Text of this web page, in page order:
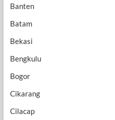
Banten
Batam
Bekasi
Bengkulu
Bogor
Cikarang
Cilacap